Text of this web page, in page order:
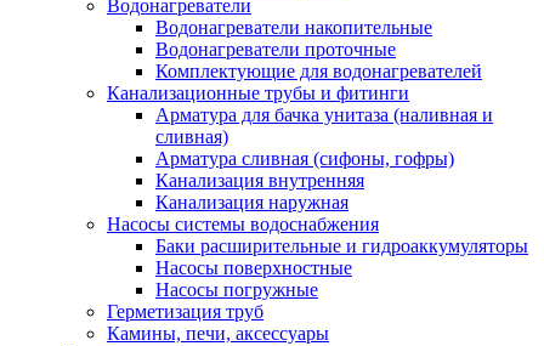
Водонагреватели
Водонагреватели накопительные
Водонагреватели проточные
Комплектующие для водонагревателей
Канализационные трубы и фитинги
Арматура для бачка унитаза (наливная и
сливная)
Арматура сливная (сифоны, гофры)
Канализация внутренняя
Канализация наружная
Насосы системы водоснабжения
Баки расширительные и гидроаккумуляторы
Насосы поверхностные
Насосы погружные
Герметизация труб
Камины, печи, аксессуары